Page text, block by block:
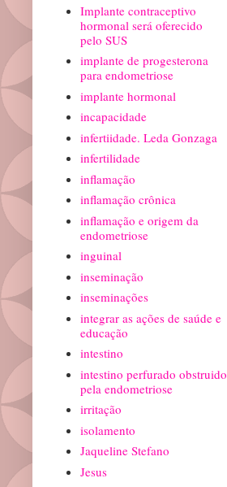
Implante contraceptivo
hormonal será oferecido
pelo SUS
implante de progesterona
para endometriose
implante hormonal
incapacidade
infertiidade. Leda Gonzaga
infertilidade
inflamação
inflamação crônica
inflamação e origem da
endometriose
inguinal
inseminação
inseminações
integrar as ações de saúde e
educação
intestino
intestino perfurado obstruido
pela endometriose
irritação
isolamento
Jaqueline Stefano
Jesus